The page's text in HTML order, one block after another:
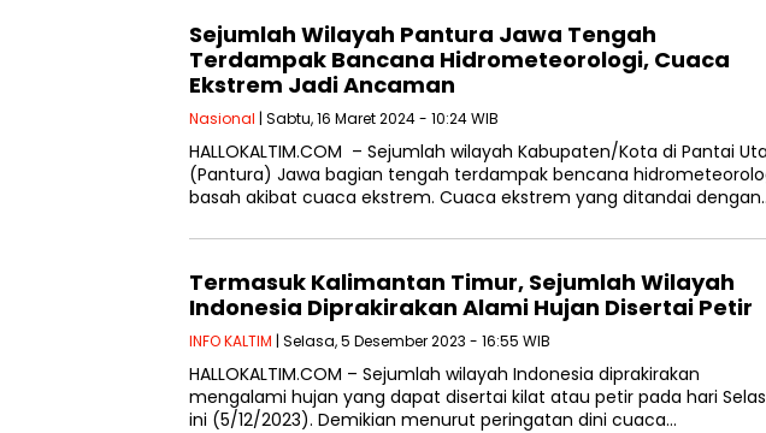
Sejumlah Wilayah Pantura Jawa Tengah
Terdampak Bancana Hidrometeorologi, Cuaca
Ekstrem Jadi Ancaman
Nasional | Sabtu, 16 Maret 2024 - 10:24 WIB
HALLOKALTIM.COM – Sejumlah wilayah Kabupaten/Kota di Pantai
(Pantura) Jawa bagian tengah terdampak bencana
basah akibat cuaca ekstrem. Cuaca ekstrem yang ditandai
Termasuk Kalimantan Timur, Sejumlah Wilayah
Indonesia Diprakirakan Alami Hujan Disertai Petir
INFO KALTIM | Selasa, 5 Desember 2023 - 16:55 WIB
HALLOKALTIM.COM – Sejumlah wilayah Indonesia diprakirakan
mengalami hujan yang dapat disertai kilat atau petir pada hari
ini (5/12/2023). Demikian menurut peringatan dini cuaca…